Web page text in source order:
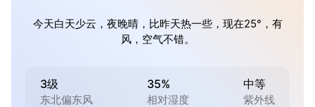
今天白天少云，夜晚晴，比昨天热一些，现在25°，有
风，空气不错。
3级
东北偏东风
35%
相对湿度
中等
紫外线